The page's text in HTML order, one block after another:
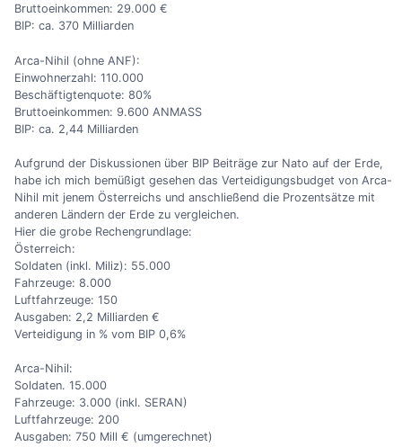
Bruttoeinkommen: 29.000 €
BIP: ca. 370 Milliarden
Arca-Nihil (ohne ANF):
Einwohnerzahl: 110.000
Beschäftigtenquote: 80%
Bruttoeinkommen: 9.600 ANMASS
BIP: ca. 2,44 Milliarden
Aufgrund der Diskussionen über BIP Beiträge zur Nato auf der Erde,
habe ich mich bemüßigt gesehen das Verteidigungsbudget von Arca-
Nihil mit jenem Österreichs und anschließend die Prozentsätze mit
anderen Ländern der Erde zu vergleichen.
Hier die grobe Rechengrundlage:
Österreich:
Soldaten (inkl. Miliz): 55.000
Fahrzeuge: 8.000
Luftfahrzeuge: 150
Ausgaben: 2,2 Milliarden €
Verteidigung in % vom BIP 0,6%
Arca-Nihil:
Soldaten. 15.000
Fahrzeuge: 3.000 (inkl. SERAN)
Luftfahrzeuge: 200
Ausgaben: 750 Mill € (umgerechnet)